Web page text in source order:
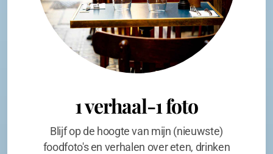
1 verhaal-1 foto
Blijf op de hoogte van mijn (nieuwste)
foodfoto's en verhalen over eten, drinken